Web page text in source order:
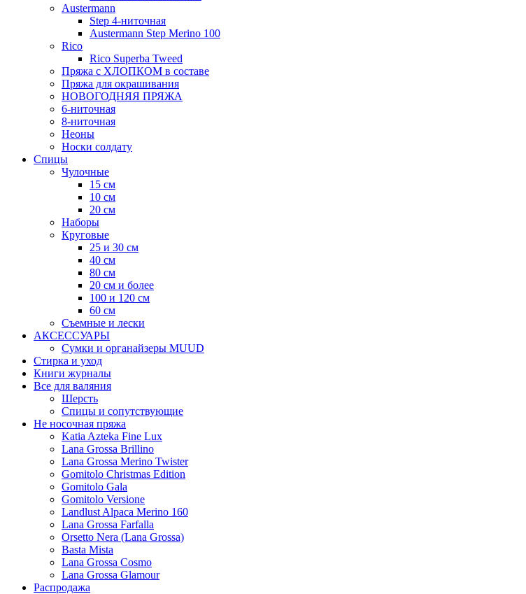
Austermann
Step 4-ниточная
Austermann Step Merino 100
Rico
Rico Superba Tweed
Пряжа с ХЛОПКОМ в составе
Пряжа для окрашивания
НОВОГОДНЯЯ ПРЯЖА
6-ниточная
8-ниточная
Неоны
Носки солдату
Спицы
Чулочные
15 см
10 см
20 см
Наборы
Круговые
25 и 30 см
40 см
80 см
20 см и более
100 и 120 см
60 см
Съемные и лески
АКСЕССУАРЫ
Сумки и органайзеры MUUD
Стирка и уход
Книги журналы
Все для валяния
Шерсть
Спицы и сопутствующие
Не носочная пряжа
Katia Azteka Fine Lux
Lana Grossa Brillino
Lana Grossa Merino Twister
Gomitolo Christmas Edition
Gomitolo Gala
Gomitolo Versione
Landlust Alpaca Merino 160
Lana Grossa Farfalla
Orsetto Nera (Lana Grossa)
Basta Mista
Lana Grossa Cosmo
Lana Grossa Glamour
Распродажа